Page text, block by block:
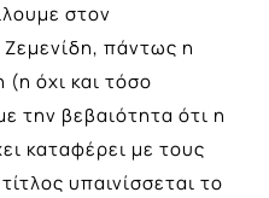
στον
πάντως η
όχι και τόσο
την βεβαιότητα ότι η
καταφέρει με τους
υπαινίσσεται το